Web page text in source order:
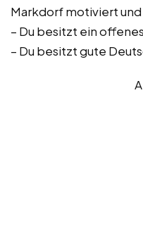
Markdorf motiviert
– Du besitzt ein
– Du besitzt gute